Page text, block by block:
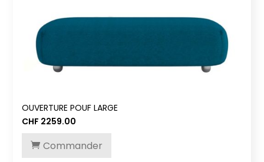
OUVERTURE POUF LARGE
CHF 2259.00
Commander